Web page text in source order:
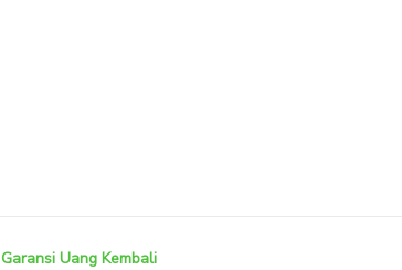
Garansi Uang Kembali